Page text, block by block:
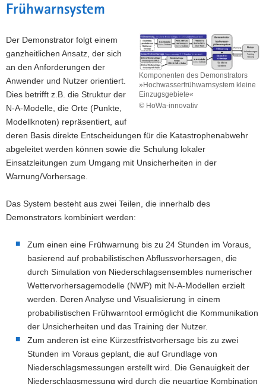
Frühwarnsystem
Komponenten des Demonstrators
»Hochwasserfrühwarnsystem kleine
Einzugsgebiete«
© HoWa-innovativ
Demonstrators
»Hochwasserfrühwarnsystem
kleine
Der Demonstrator folgt einem
ganzheitlichen Ansatz, der sich
an den Anforderungen der
Anwender und Nutzer orientiert.
Dies betrifft z.B. die Struktur der
N-A-Modelle, die Orte (Punkte,
Modellknoten) repräsentiert, auf
deren Basis direkte Entscheidungen für die Katastrophenabwehr
abgeleitet werden können sowie die Schulung lokaler
Einsatzleitungen zum Umgang mit Unsicherheiten in der
Warnung/Vorhersage.
Das System besteht aus zwei Teilen, die innerhalb des
Demonstrators kombiniert werden:
Zum einen eine Frühwarnung bis zu 24 Stunden im Voraus,
basierend auf probabilistischen Abflussvorhersagen, die
durch Simulation von Niederschlagsensembles numerischer
Wettervorhersagemodelle (NWP) mit N-A-Modellen erzielt
werden. Deren Analyse und Visualisierung in einem
probabilistischen Frühwarntool ermöglicht die Kommunikation
der Unsicherheiten und das Training der Nutzer.
Zum anderen ist eine Kürzestfristvorhersage bis zu zwei
Stunden im Voraus geplant, die auf Grundlage von
Niederschlagsmessungen erstellt wird. Die Genauigkeit der
Niederschlagsmessung wird durch die neuartige Kombination